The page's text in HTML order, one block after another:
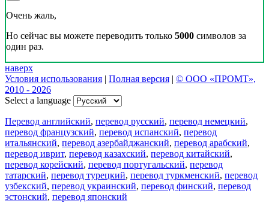
Очень жаль,
Но сейчас вы можете переводить только 5000 символов за
один раз.
наверх
Условия использования | Полная версия | © ООО «ПРОМТ»,
2010 - 2026
Select a language
Перевод английский, перевод русский, перевод немецкий,
перевод французский, перевод испанский, перевод
итальянский, перевод азербайджанский, перевод арабский,
перевод иврит, перевод казахский, перевод китайский,
перевод корейский, перевод португальский, перевод
татарский, перевод турецкий, перевод туркменский, перевод
узбекский, перевод украинский, перевод финский, перевод
эстонский, перевод японский